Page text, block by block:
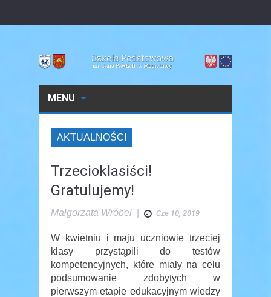
MENU
AKTUALNOŚCI
Trzecioklasiści!
Gratulujemy!
Małgorzata Wróbel Cze 10, 2019
W kwietniu i maju uczniowie trzeciej
klasy przystąpili do testów
kompetencyjnych, które miały na celu
podsumowanie zdobytych w
pierwszym etapie edukacyjnym wiedzy